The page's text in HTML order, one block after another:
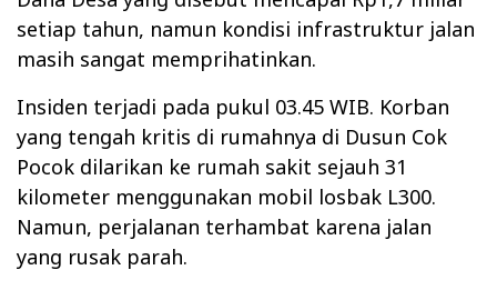
setiap tahun, namun kondisi infrastruktur jalan
masih sangat memprihatinkan.
Insiden terjadi pada pukul 03.45 WIB. Korban
yang tengah kritis di rumahnya di Dusun Cok
Pocok dilarikan ke rumah sakit sejauh 31
kilometer menggunakan mobil losbak L300.
Namun, perjalanan terhambat karena jalan
yang rusak parah.